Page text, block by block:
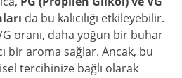
da bu kalıcılığı etkileyebilir.
oranı, daha yoğun bir buhar
bir aroma sağlar. Ancak, bu
tercihinize bağlı olarak